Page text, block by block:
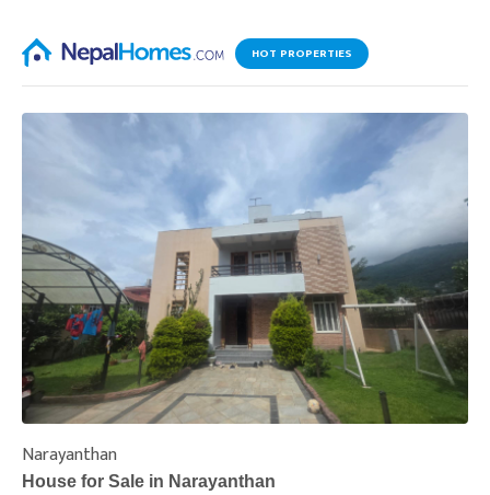
HOT PROPERTIES
Narayanthan
House for Sale in Narayanthan